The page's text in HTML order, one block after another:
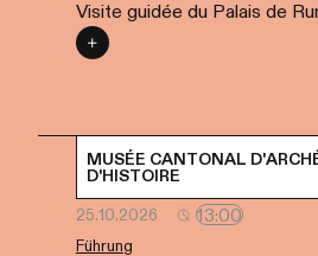
Visite guidée du Palais de
MUSÉE CANTONAL
D'HISTOIRE
25.10.2026 13:00
Führung